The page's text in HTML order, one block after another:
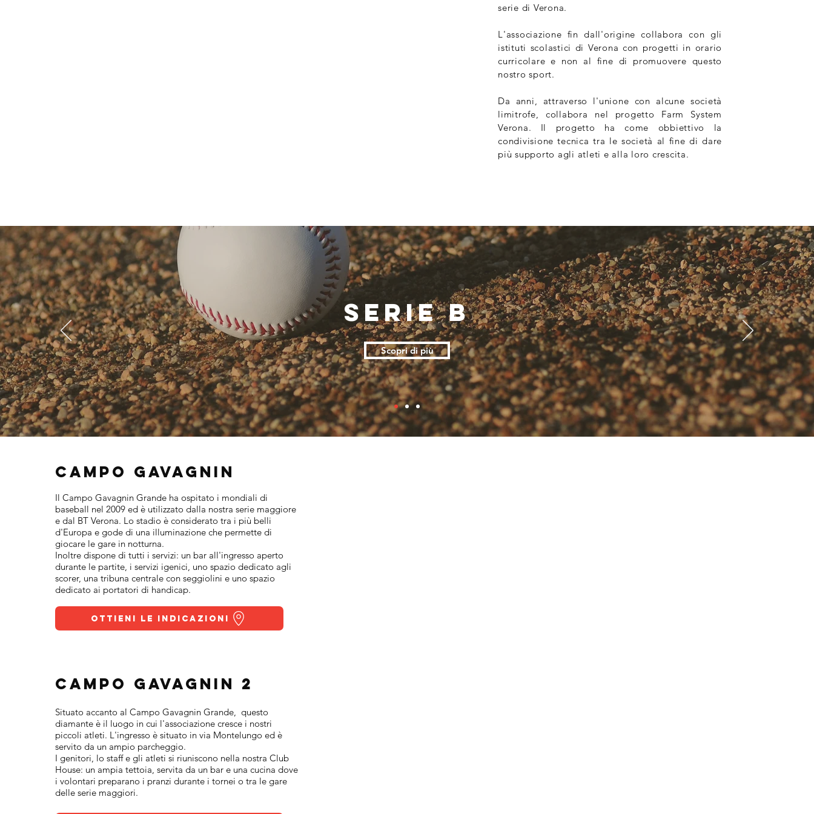
serie di Verona.
L'associazione fin dall'origine collabora con gli
istituti scolastici di Verona con progetti in orario
curricolare e non al fine di promuovere questo
nostro sport.
Da anni, attraverso l'unione con alcune società
limitrofe, collabora nel progetto Farm System
Verona. Il progetto ha come obbiettivo la
condivisione tecnica tra le società al fine di dare
più supporto agli atleti e alla loro crescita.
serie b
Scopri di più
Campo Gavagnin
Il Campo Gavagnin Grande ha ospitato i mondiali di
baseball nel 2009 ed è utilizzato dalla nostra serie maggiore
e dal BT Verona. Lo stadio è considerato tra i più belli
d'Europa e gode di una illuminazione che permette di
giocare le gare in notturna.
Inoltre dispone di tutti i servizi: un bar all'ingresso aperto
durante le partite, i servizi igenici, uno spazio dedicato agli
scorer, una tribuna centrale con seggiolini e uno spazio
dedicato ai portatori di handicap.
Ottieni le indicazioni
Campo Gavagnin 2
Situato accanto al Campo Gavagnin Grande, questo
diamante è il luogo in cui l'associazione cresce i nostri
piccoli atleti. L'ingresso è situato in via Montelungo ed è
servito da un ampio parcheggio.
I genitori, lo staff e gli atleti si riuniscono nella nostra Club
House: un ampia tettoia, servita da un bar e una cucina dove
i volontari preparano i pranzi durante i tornei o tra le gare
delle serie maggiori.